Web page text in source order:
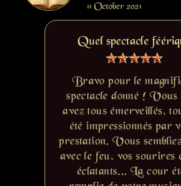
11 October 2021
Quel spectacle
Bravo pour le
spectacle donné ! Vous
avez tous émerveillés,
été impressionnés par
prestation. Vous
avec le feu, vos sourires
éclatants... La cour